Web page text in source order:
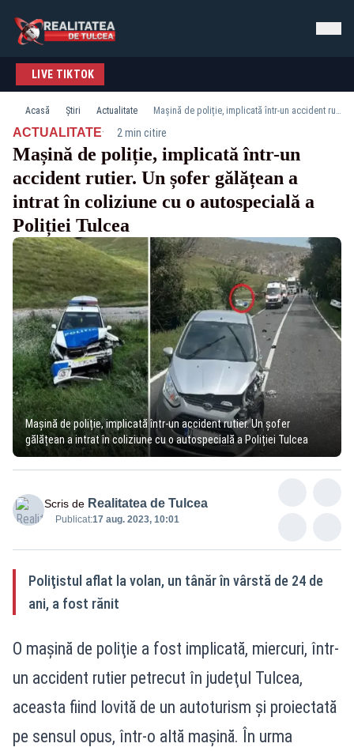
LIVE TIKTOK
Acasă Știri Actualitate Mașină de poliție, implicată într-un accident rutier. Un șofer gălățean a intrat în coliziune cu o autospecială a Poliției Tulcea
ACTUALITATE· 2 min citire
Mașină de poliție, implicată într-un
accident rutier. Un șofer gălățean a
intrat în coliziune cu o autospecială a
Poliției Tulcea
Mașină de poliție, implicată într-un accident rutier. Un șofer
gălățean a intrat în coliziune cu o autospecială a Poliției Tulcea
Scris de Realitatea de Tulcea
Publicat:17 aug. 2023, 10:01
Poliţistul aflat la volan, un tânăr în vârstă de 24 de
ani, a fost rănit
O maşină de poliţie a fost implicată, miercuri, într-
un accident rutier petrecut în judeţul Tulcea,
aceasta fiind lovită de un autoturism şi proiectată
pe sensul opus, într-o altă maşină. În urma